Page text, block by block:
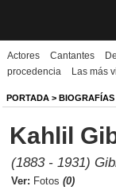
Biografías
Películas
TV
Música
Actores Cantantes
procedencia
Las más
PORTADA > BIOGRAFÍAS
Kahlil
(1883 - 1931)
Ver: Fotos (0)